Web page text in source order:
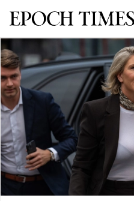
Svenska Epoch Times